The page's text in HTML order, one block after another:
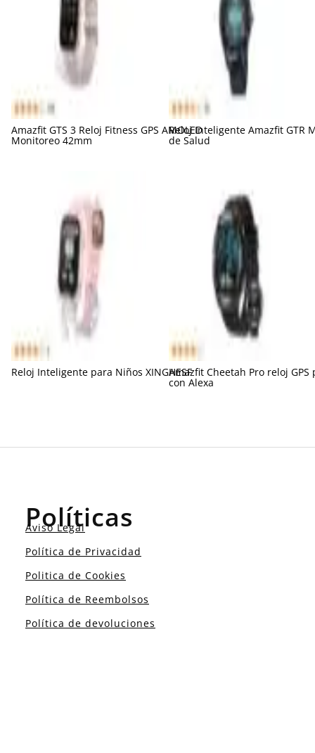
Amazfit GTS 3 Reloj Fitness GPS AMOLED
Monitoreo 42mm
Reloj Inteligente Amazfit GTR
de Salud
Reloj Inteligente para Niños XINGHESFAmazfit Cheetah Pro reloj
con Alexa
Políticas
Aviso Legal
Política de Privacidad
Politica de Cookies
Política de Reembolsos
Política de devoluciones